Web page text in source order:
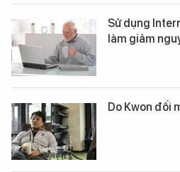
Sử dụng
làm giảm
Do Kwon đối